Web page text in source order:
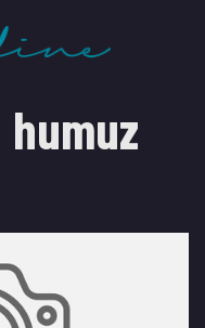
humuz